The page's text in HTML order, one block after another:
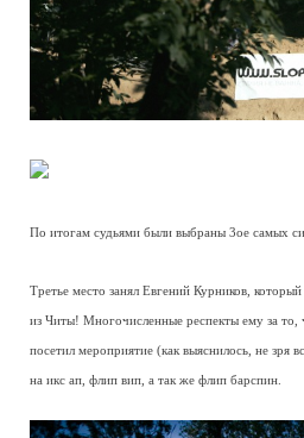
По итогам судьями были выбраны 3ое самых
Третье место занял Евгений Курников,
из Читы! Многочисленные респекты ему за то,
посетил мероприятие (как выяснилось, не зря
на икс ап, флип вип, а так же флип барспин.